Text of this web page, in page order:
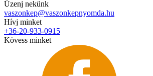
Üzenj nekünk
vaszonkep@vaszonkepnyomda.hu
Hívj minket
+36-20-933-0915
Kövess minket